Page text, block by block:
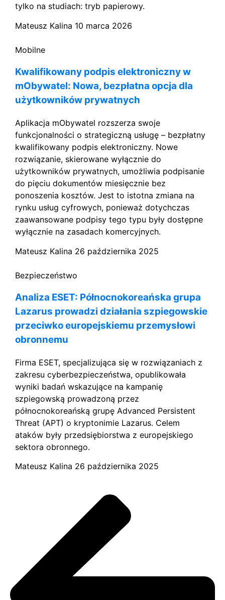
tylko na studiach: tryb papierowy.
Mateusz Kalina 10 marca 2026
Mobilne
Kwalifikowany podpis elektroniczny w
mObywatel: Nowa, bezpłatna opcja dla
użytkowników prywatnych
Aplikacja mObywatel rozszerza swoje
funkcjonalności o strategiczną usługę – bezpłatny
kwalifikowany podpis elektroniczny. Nowe
rozwiązanie, skierowane wyłącznie do
użytkowników prywatnych, umożliwia podpisanie
do pięciu dokumentów miesięcznie bez
ponoszenia kosztów. Jest to istotna zmiana na
rynku usług cyfrowych, ponieważ dotychczas
zaawansowane podpisy tego typu były dostępne
wyłącznie na zasadach komercyjnych.
Mateusz Kalina 26 października 2025
Bezpieczeństwo
Analiza ESET: Północnokoreańska grupa
Lazarus prowadzi działania szpiegowskie
przeciwko europejskiemu przemysłowi
obronnemu
Firma ESET, specjalizująca się w rozwiązaniach z
zakresu cyberbezpieczeństwa, opublikowała
wyniki badań wskazujące na kampanię
szpiegowską prowadzoną przez
północnokoreańską grupę Advanced Persistent
Threat (APT) o kryptonimie Lazarus. Celem
ataków były przedsiębiorstwa z europejskiego
sektora obronnego.
Mateusz Kalina 26 października 2025